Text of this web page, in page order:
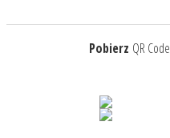
Pobierz QR